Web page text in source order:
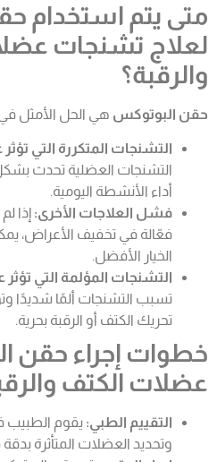
متى يتم استخدام
لعلاج تشنجات
والرقبة؟
حقن البوتوكس هي الحل الأمثل في
التشنجات المتكررة التي تؤثر
التشنجات العضلية تحدث
أداء الأنشطة اليومية.
فشل العلاجات الأخرى: إذا
فعّالة في تخفيف الأعراض،
الخيار الأفضل.
التشنجات المؤلمة التي
تسبب التشنجات ألمًا شديدًا
تحريك الكتف أو الرقبة بحرية.
خطوات إجراء حقن
عضلات الكتف
التقييم الطبي: يقوم الطبيب
وتحديد العضلات المتأثرة